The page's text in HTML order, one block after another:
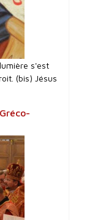
lumière s'est
(bis) Jésus